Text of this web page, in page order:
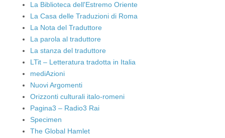
La Biblioteca dell'Estremo Oriente
La Casa delle Traduzioni di Roma
La Nota del Traduttore
La parola al traduttore
La stanza del traduttore
LTit – Letteratura tradotta in Italia
mediAzioni
Nuovi Argomenti
Orizzonti culturali italo-romeni
Pagina3 – Radio3 Rai
Specimen
The Global Hamlet